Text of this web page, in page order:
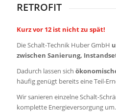
RETROFIT
Kurz vor 12 ist nicht zu spät!
Die Schalt-Technik Huber GmbH
zwischen Sanierung,
Dadurch lassen sich
häufig genügt bereits eine Teil-
Wir sanieren einzelne Schalt-
komplette Energieversorgung um.